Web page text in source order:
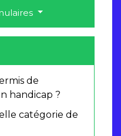
de
handicap ?
catégorie de